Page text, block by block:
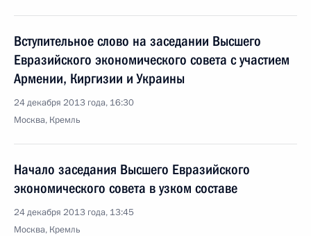
Вступительное слово на заседании Высшего
Евразийского экономического совета с участием
Армении, Киргизии и Украины
24 декабря 2013 года, 16:30
Москва, Кремль
Начало заседания Высшего Евразийского
экономического совета в узком составе
24 декабря 2013 года, 13:45
Москва, Кремль